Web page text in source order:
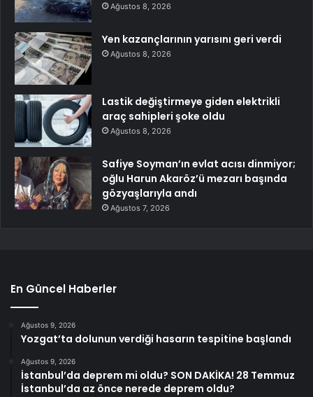
Ağustos 8, 2026
Yen kazançlarının yarısını geri verdi
Ağustos 8, 2026
Lastik değiştirmeye giden elektrikli
araç sahipleri şoke oldu
Ağustos 8, 2026
Safiye Soyman’ın evlat acısı dinmiyor;
oğlu Harun Akaröz’ü mezarı başında
gözyaşlarıyla andı
Ağustos 7, 2026
En Güncel Haberler
Ağustos 9, 2026
Yozgat’ta dolunun verdiği hasarın tespitine başlandı
Ağustos 9, 2026
İstanbul’da deprem mi oldu? SON DAKİKA! 28 Temmuz
İstanbul’da az önce nerede deprem oldu?